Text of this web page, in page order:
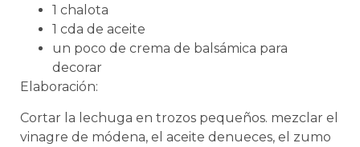
1 chalota
1 cda de aceite
un poco de crema de balsámica para
decorar
Elaboración:
Cortar la lechuga en trozos pequeños. mezclar el
vinagre de módena, el aceite denueces, el zumo